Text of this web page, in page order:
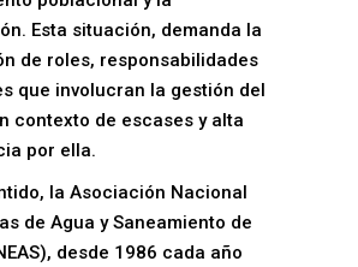
Esta situación, demanda la
de roles, responsabilidades
que involucran la gestión del
contexto de escases y alta
por ella.
la Asociación Nacional
de Agua y Saneamiento de
desde 1986 cada año